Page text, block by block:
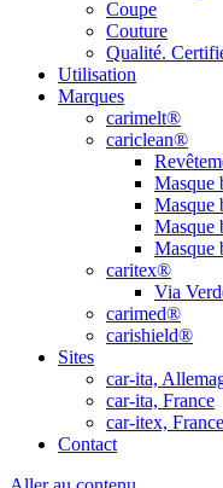
Coupe
Couture
Qualité.
Utilisation
Marques
carimelt®
cariclean®
Masque
Masque
Masque
Masque
caritex®
Via
carimed®
carishield®
Sites
car-ita,
car-ita, France
car-itex, France
Contact